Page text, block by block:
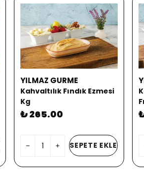
YILMAZ GURME
Kahvaltılık Fındık Ezmesi
Kg
₺ 265.00
SEPETE EKLE